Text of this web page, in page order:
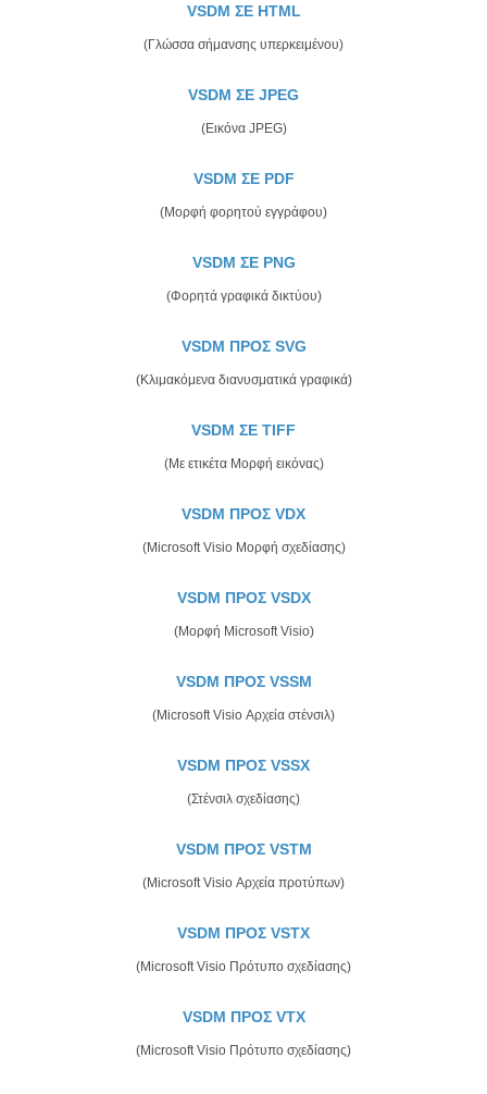
VSDM ΣΕ HTML
(Γλώσσα σήμανσης υπερκειμένου)
VSDM ΣΕ JPEG
(Εικόνα JPEG)
VSDM ΣΕ PDF
(Μορφή φορητού εγγράφου)
VSDM ΣΕ PNG
(Φορητά γραφικά δικτύου)
VSDM ΠΡΟΣ SVG
(Κλιμακόμενα διανυσματικά γραφικά)
VSDM ΣΕ TIFF
(Με ετικέτα Μορφή εικόνας)
VSDM ΠΡΟΣ VDX
(Microsoft Visio Μορφή σχεδίασης)
VSDM ΠΡΟΣ VSDX
(Μορφή Microsoft Visio)
VSDM ΠΡΟΣ VSSM
(Microsoft Visio Αρχεία στένσιλ)
VSDM ΠΡΟΣ VSSX
(Στένσιλ σχεδίασης)
VSDM ΠΡΟΣ VSTM
(Microsoft Visio Αρχεία προτύπων)
VSDM ΠΡΟΣ VSTX
(Microsoft Visio Πρότυπο σχεδίασης)
VSDM ΠΡΟΣ VTX
(Microsoft Visio Πρότυπο σχεδίασης)